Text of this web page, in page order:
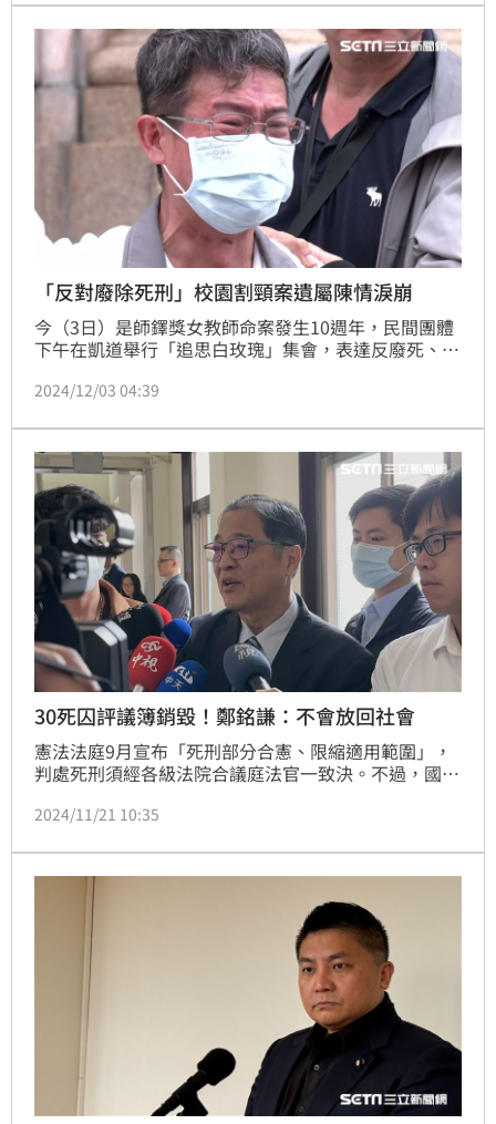
刑，之前，黃麟凱以「最高法院更審後，法官沒有迴
避」為理由，透過聲請釋憲、拖延槍決時間。法務部長
鄭銘謙上任後，首度簽准執行死刑執行命令，黃麟凱將
被槍決。
「反對廢除死刑」校園割頸案遺屬陳情淚崩
今（3日）是師鐸獎女教師命案發生10週年，民間團體
下午在凱道舉行「追思白玫瑰」集會，表達反廢死、拒
林沛祥等人陪同前往司法院、最高檢察署遞交陳情書。
年有期徒刑，他兒子卻換來不公判決，作為父母實在無
法接受，公平正義在哪裡？情緒更一度崩潰，在現場淚
崩。因公殉職員警凃明誠的二姊喊話，「我堅決反對廢
除死刑」。
2024/12/03 04:39
30死囚評議簿銷毀！鄭銘謙：不會放回社會
憲法法庭9月宣布「死刑部分合憲、限縮適用範圍」，
判處死刑須經各級法院合議庭法官一致決。不過，國民
的「法官評議簿」，其中有30件均因超過年限已銷毀而
刑犯恐回到普通法院成為一般被告，隨時可以要求回
家。對此，法務部長鄭銘謙今（21日）表示，不會有空
窗，不會放回到社會。
2024/11/21 10:35